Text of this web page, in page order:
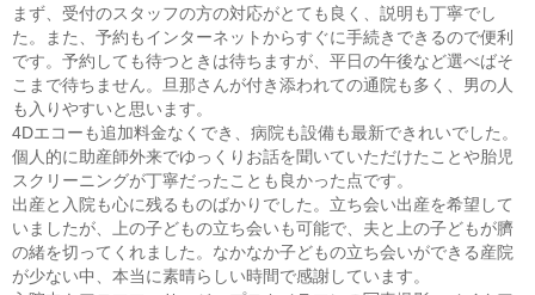
まず、受付のスタッフの方の対応がとても良く、説明も丁寧でし
た。また、予約もインターネットからすぐに手続きできるので便利
です。予約しても待つときは待ちますが、平日の午後など選べばそ
こまで待ちません。旦那さんが付き添われての通院も多く、男の人
も入りやすいと思います。
4Dエコーも追加料金なくでき、病院も設備も最新できれいでした。
個人的に助産師外来でゆっくりお話を聞いていただけたことや胎児
スクリーニングが丁寧だったことも良かった点です。
出産と入院も心に残るものばかりでした。立ち会い出産を希望して
いましたが、上の子どもの立ち会いも可能で、夫と上の子どもが臍
の緒を切ってくれました。なかなか子どもの立ち会いができる産院
が少ない中、本当に素晴らしい時間で感謝しています。